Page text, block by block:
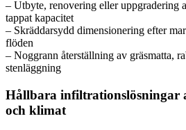
– Utbyte, renovering eller uppgradering
tappat kapacitet
– Skräddarsydd dimensionering efter
flöden
– Noggrann återställning av gräsmatta,
stenläggning
Hållbara infiltrationslösningar
och klimat